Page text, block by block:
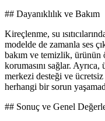
## Dayanıklılık ve Bakım
Kireçlenme, su
modelde de zamanla ses
bakım ve temizlik, ürünün
korumasını sağlar.
merkezi desteği ve
herhangi bir sorun
## Sonuç ve Genel